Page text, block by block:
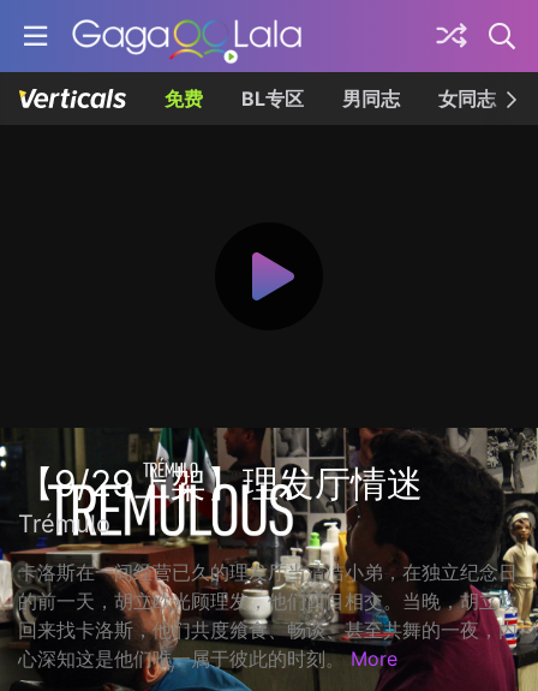
免费 BL专区 男同志 女同志
【9/29上架】理发厅情迷
Trémulo
卡洛斯在一间经营已久的理发厅当清洁小弟，在独立纪念日
的前一天，胡立欧光顾理发，他们四目相交。当晚，胡立欧
回来找卡洛斯，他们共度飨食、畅谈、甚至共舞的一夜，内
心深知这是他们唯一属于彼此的时刻。 More